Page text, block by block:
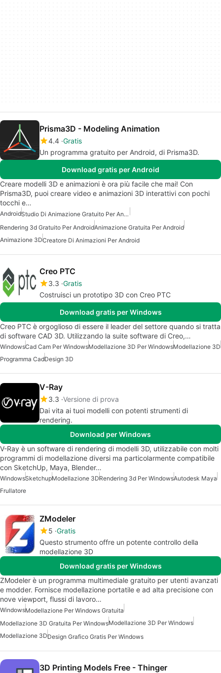
Prisma3D - Modeling Animation
4.4 Gratis
Un programma gratuito per Android, di Prisma3D.
Download gratis per Android
Creare modelli 3D e animazioni è ora più facile che mai! Con
Prisma3D, puoi creare video e animazioni 3D interattivi con pochi
tocchi e…
Android
Studio Di Animazione Gratuito Per Android
Rendering 3d Gratuito Per AndroidAnimazione Gratuita Per Android
Animazione 3DCreatore Di Animazioni Per Android
Creo PTC
3.3 Gratis
Costruisci un prototipo 3D con Creo PTC
Download gratis per Windows
Creo PTC è orgoglioso di essere il leader del settore quando si tratta
di software CAD 3D. Utilizzando la suite software di Creo,…
WindowsCad Cam Per WindowsModellazione 3D Per WindowsModellazione 3D
Programma CadDesign 3D
V-Ray
3.3 Versione di prova
Dai vita ai tuoi modelli con potenti strumenti di
rendering.
Download per Windows
V-Ray è un software di rendering di modelli 3D, utilizzabile con molti
programmi di modellazione diversi ma particolarmente compatibile
con SketchUp, Maya, Blender…
WindowsSketchupModellazione 3DRendering 3d Per WindowsAutodesk Maya
Frullatore
ZModeler
5 Gratis
Questo strumento offre un potente controllo della
modellazione 3D
Download gratis per Windows
ZModeler è un programma multimediale gratuito per utenti avanzati
e modder. Fornisce modellazione portatile e ad alta precisione con
nove viewport, flussi di lavoro…
WindowsModellazione Per Windows Gratuita
Modellazione 3D Gratuita Per WindowsModellazione 3D Per Windows
Modellazione 3DDesign Grafico Gratis Per Windows
3D Printing Models Free - Thinger